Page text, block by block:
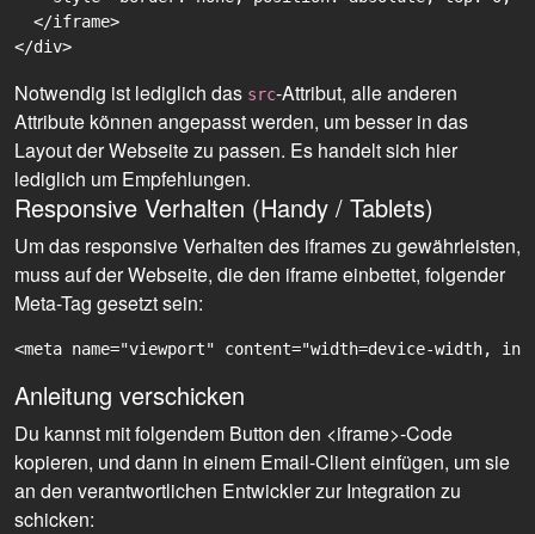
  </iframe>
Notwendig ist lediglich das src-Attribut, alle anderen
Attribute können angepasst werden, um besser in das
Layout der Webseite zu passen. Es handelt sich hier
lediglich um Empfehlungen.
Responsive Verhalten (Handy / Tablets)
Um das responsive Verhalten des iframes zu gewährleisten,
muss auf der Webseite, die den iframe einbettet, folgender
Meta-Tag gesetzt sein:
<meta name="viewport" content="width=device-width,
Anleitung verschicken
Du kannst mit folgendem Button den <iframe>-Code
kopieren, und dann in einem Email-Client einfügen, um sie
an den verantwortlichen Entwickler zur Integration zu
schicken: